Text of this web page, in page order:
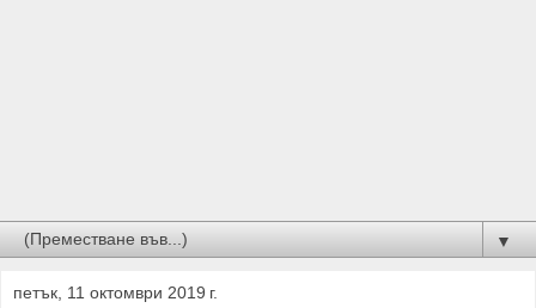
▼
петък, 11 октомври 2019 г.